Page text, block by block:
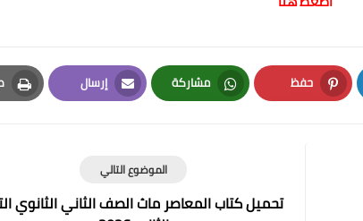
حفظ
Pinterest
مشاركة
Whatsapp
إرسال
Email
الموضوع التالي
تحميل كتاب المعاصر ماث الصف الثاني الثانوي